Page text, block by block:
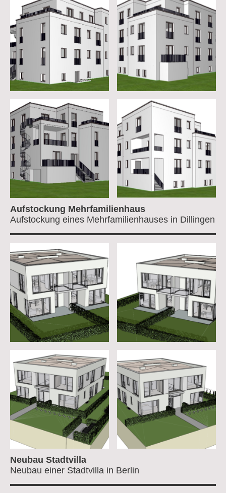
Aufstockung Mehrfamilienhaus
Aufstockung eines Mehrfamilienhauses in Dillingen
Neubau Stadtvilla
Neubau einer Stadtvilla in Berlin